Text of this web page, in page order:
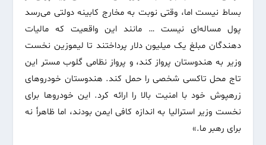
بساط نیست اما، وقتی‌ نوبت به مخارج کابینه دولتی می‌‌رسد
پول مساله‌ای نیست … مانند این واقعیت که مالیات
دهندگان مبلغ یک میلیون دلار پرداختند تا لیموزین نخست
وزیر به هندوستان پرواز کند، و پرواز نظامی گلوب مستر این
تاج محل تاکسی‌ شخصی‌ را حمل کند. هندوستان خودروهای
زرهپوش خود با امنیت بالا را ارائه کرد. این خودروها برای
نخست وزیر استرالیا به اندازه کافی‌ ایمن بودند، اما ظاهرأ نه
برای رهبر ما.»